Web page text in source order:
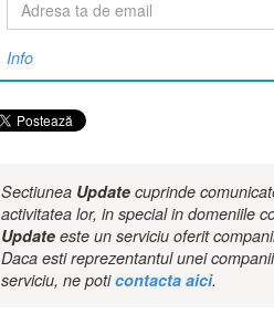
Info
Sectiunea Update cuprinde
activitatea lor, in special in domeniile
Update este un serviciu oferit
Daca esti reprezentantul unei
serviciu, ne poticontacta aici.